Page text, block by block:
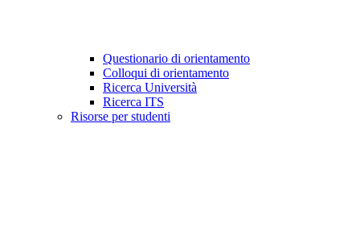
Questionario di orientamento
Colloqui di orientamento
Ricerca Università
Ricerca ITS
Risorse per studenti